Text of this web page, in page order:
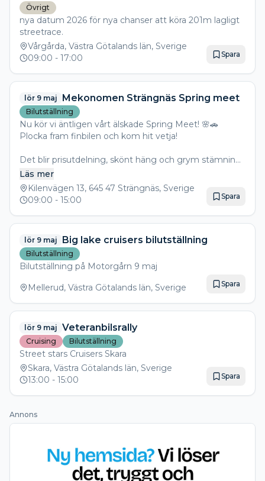
Övrigt
nya datum 2026 för nya chanser att köra 201m lagligt
streetrace.
Vårgårda, Västra Götalands län, Sverige
09:00 - 17:00 Spara
lör 9 maj Mekonomen Strängnäs Spring meet
Bilutställning
Nu kör vi äntligen vårt älskade Spring Meet! 🌸🚗
Plocka fram finbilen och kom hit vetja!
Det blir prisutdelning, skönt häng och grym stämning
hela dagen.
Rogge Roll Duo kommer och håller igång med riktigt
bra musik 🎶🔥
Det här vill du inte missa – vi ses!
Läs mer
Kilenvägen 13, 645 47 Strängnäs, Sverige
09:00 - 15:00 Spara
lör 9 maj Big lake cruisers bilutställning
Bilutställning
Bilutställning på Motorgårn 9 maj
Mellerud, Västra Götalands län, Sverige
Spara
lör 9 maj Veteranbilsrally
Cruising Bilutställning
Street stars Cruisers Skara
Skara, Västra Götalands län, Sverige
13:00 - 15:00 Spara
Annons